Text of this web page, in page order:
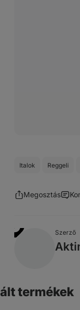
Italok Reggeli
Megosztás
Szerző
termékek